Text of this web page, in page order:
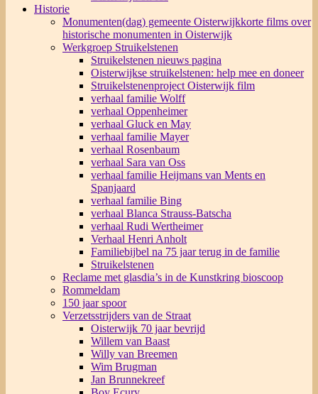
Historie
Monumenten(dag) gemeente Oisterwijkkorte films over
historische monumenten in Oisterwijk
Werkgroep Struikelstenen
Struikelstenen nieuws pagina
Oisterwijkse struikelstenen: help mee en doneer
Struikelstenenproject Oisterwijk film
verhaal familie Wolff
verhaal Oppenheimer
verhaal Gluck en May
verhaal familie Mayer
verhaal Rosenbaum
verhaal Sara van Oss
verhaal familie Heijmans van Ments en
Spanjaard
verhaal familie Bing
verhaal Blanca Strauss-Batscha
verhaal Rudi Wertheimer
Verhaal Henri Anholt
Familiebijbel na 75 jaar terug in de familie
Struikelstenen
Reclame met glasdia’s in de Kunstkring bioscoop
Rommeldam
150 jaar spoor
Verzetsstrijders van de Straat
Oisterwijk 70 jaar bevrijd
Willem van Baast
Willy van Breemen
Wim Brugman
Jan Brunnekreef